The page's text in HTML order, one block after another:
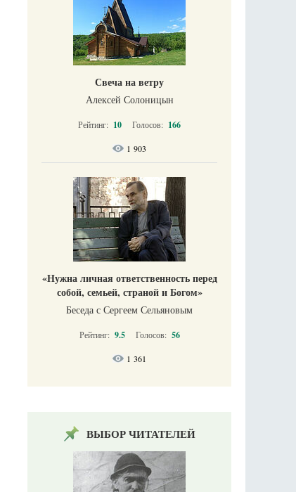
Свеча на ветру
Алексей Солоницын
Рейтинг: 10 Голосов: 166
1 903
«Нужна личная ответственность перед
собой, семьей, страной и Богом»
Беседа с Сергеем Сельяновым
Рейтинг: 9.5 Голосов: 56
1 361
ВЫБОР ЧИТАТЕЛЕЙ